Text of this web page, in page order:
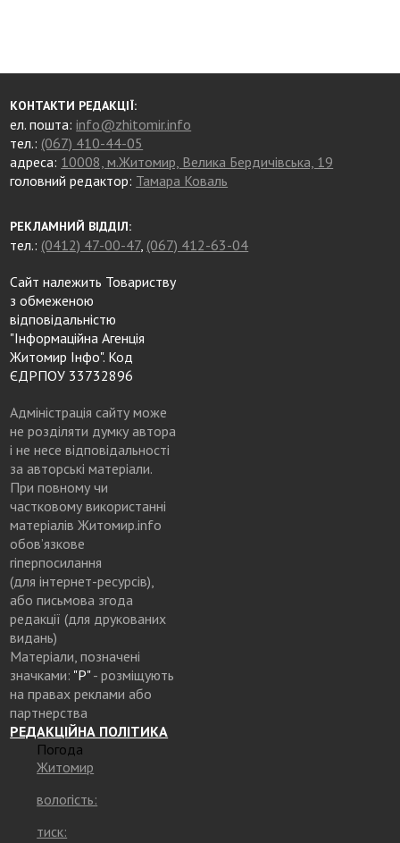
КОНТАКТИ РЕДАКЦІЇ:
ел. пошта:info@zhitomir.info
тел.: (067) 410-44-05
адреса: 10008, м.Житомир, Велика Бердичівська, 19
головний редактор: Тамара Коваль
РЕКЛАМНИЙ ВІДДІЛ:
тел.: (0412) 47-00-47, (067) 412-63-04
Сайт належить Товариству
з обмеженою
відповідальністю
"Інформаційна Агенція
Житомир Інфо". Код
ЄДРПОУ 33732896
Адміністрація сайту може
не розділяти думку автора
і не несе відповідальності
за авторські матеріали.
При повному чи
частковому використанні
матеріалів Житомир.info
обов’язкове
гіперпосилання
(для інтернет-ресурсів),
або письмова згода
редакції (для друкованих
видань)
Матеріали, позначені
значками: "Р"- розміщують
на правах реклами або
партнерства
РЕДАКЦІЙНА ПОЛІТИКА
Погода
Житомир
вологість:
тиск: